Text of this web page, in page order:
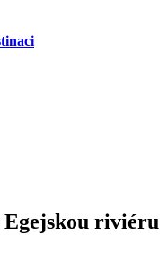
riviéru